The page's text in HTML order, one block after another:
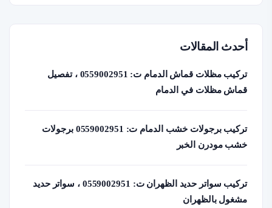
أحدث المقالات
تركيب مظلات قماش الدمام ت: 0559002951 ، تفصيل
قماش مظلات في الدمام
تركيب برجولات خشب الدمام ت: 0559002951 برجولات
خشب مودرن الخبر
تركيب سواتر حديد الظهران ت: 0559002951 ، سواتر حديد
مشغول بالظهران